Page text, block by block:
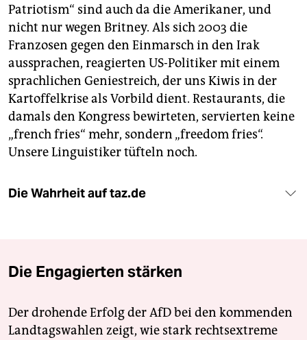
Patriotism“ sind auch da die Amerikaner, und
nicht nur wegen Britney. Als sich 2003 die
Franzosen gegen den Einmarsch in den Irak
aussprachen, reagierten US-Politiker mit einem
sprachlichen Geniestreich, der uns Kiwis in der
Kartoffelkrise als Vorbild dient. Restaurants, die
damals den Kongress bewirteten, servierten keine
„french fries“ mehr, sondern „freedom fries“.
Unsere Linguistiker tüfteln noch.
Die Wahrheit auf taz.de
Die Engagierten stärken
Der drohende Erfolg der AfD bei den kommenden
Landtagswahlen zeigt, wie stark rechtsextreme